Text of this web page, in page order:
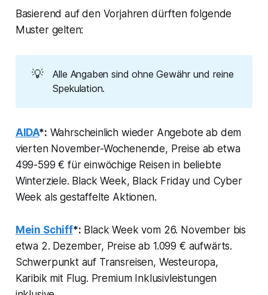
Basierend auf den Vorjahren dürften folgende
Muster gelten:
💡
Alle Angaben sind ohne Gewähr und reine
Spekulation.
AIDA*: Wahrscheinlich wieder Angebote ab dem
vierten November-Wochenende, Preise ab etwa
499-599 € für einwöchige Reisen in beliebte
Winterziele. Black Week, Black Friday und Cyber
Week als gestaffelte Aktionen.
Mein Schiff*: Black Week vom 26. November bis
etwa 2. Dezember, Preise ab 1.099 € aufwärts.
Schwerpunkt auf Transreisen, Westeuropa,
Karibik mit Flug. Premium Inklusivleistungen